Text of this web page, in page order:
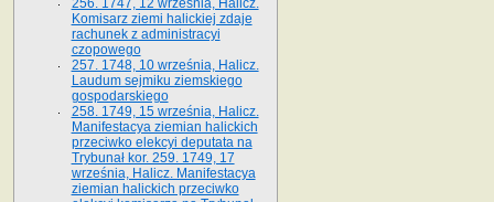
256. 1747, 12 września, Halicz.
Komisarz ziemi halickiej zdaje
rachunek z administracyi
czopowego
257. 1748, 10 września, Halicz.
Laudum sejmiku ziemskiego
gospodarskiego
258. 1749, 15 września, Halicz.
Manifestacya ziemian halickich
przeciwko elekcyi deputata na
Trybunał kor. 259. 1749, 17
września, Halicz. Manifestacya
ziemian halickich przeciwko